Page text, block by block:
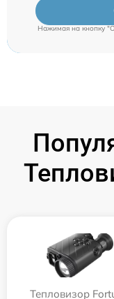
Нажимая на кнопку
Тепловизор